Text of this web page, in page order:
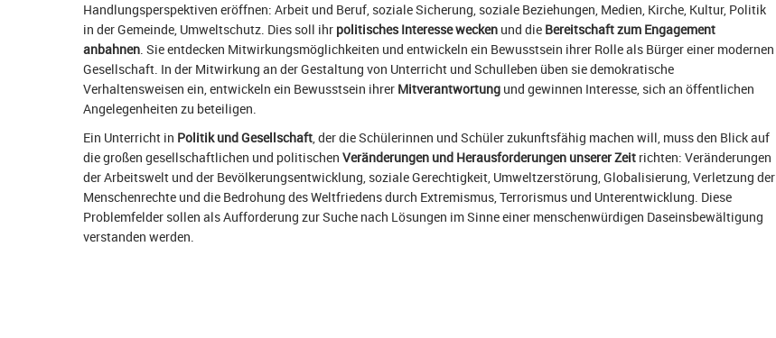
Handlungsperspektiven eröffnen: Arbeit und Beruf, soziale Sicherung, soziale Beziehungen, Medien, Kirche, Kultur, Politik
in der Gemeinde, Umweltschutz. Dies soll ihr politisches Interesse wecken und die Bereitschaft zum Engagement
anbahnen. Sie entdecken Mitwirkungsmöglichkeiten und entwickeln ein Bewusstsein ihrer Rolle als Bürger einer modernen
Gesellschaft. In der Mitwirkung an der Gestaltung von Unterricht und Schulleben üben sie demokratische
Verhaltensweisen ein, entwickeln ein Bewusstsein ihrer Mitverantwortung und gewinnen Interesse, sich an öffentlichen
Angelegenheiten zu beteiligen.
Ein Unterricht in Politik und Gesellschaft, der die Schülerinnen und Schüler zukunftsfähig machen will, muss den Blick auf
die großen gesellschaftlichen und politischen Veränderungen und Herausforderungen unserer Zeit richten: Veränderungen
der Arbeitswelt und der Bevölkerungsentwicklung, soziale Gerechtigkeit, Umweltzerstörung, Globalisierung, Verletzung der
Menschenrechte und die Bedrohung des Weltfriedens durch Extremismus, Terrorismus und Unterentwicklung. Diese
Problemfelder sollen als Aufforderung zur Suche nach Lösungen im Sinne einer menschenwürdigen Daseinsbewältigung
verstanden werden.